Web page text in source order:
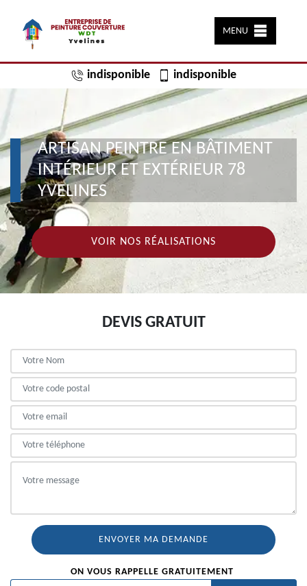
MENU
indisponible indisponible
ARTISAN PEINTRE EN BÂTIMENT
INTÉRIEUR ET EXTÉRIEUR 78
YVELINES
VOIR NOS RÉALISATIONS
DEVIS GRATUIT
ON VOUS RAPPELLE GRATUITEMENT